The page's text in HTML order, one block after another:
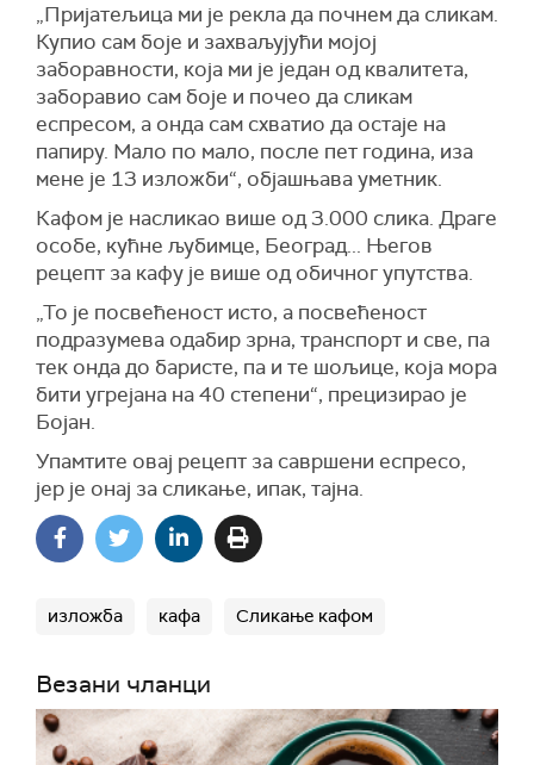
„Пријатељица ми је рекла да почнем да сликам.
Купио сам боје и захваљујући мојој
заборавности, која ми је један од квалитета,
заборавио сам боје и почео да сликам
еспресом, а онда сам схватио да остаје на
папиру. Мало по мало, после пет година, иза
мене је 13 изложби“, објашњава уметник.
Кафом је насликао више од 3.000 слика. Драге
особе, кућне љубимце, Београд... Његов
рецепт за кафу је више од обичног упутства.
„То је посвећеност исто, а посвећеност
подразумева одабир зрна, транспорт и све, па
тек онда до баристе, па и те шољице, која мора
бити угрејана на 40 степени“, прецизирао је
Бојан.
Упамтите овај рецепт за савршени еспресо,
јер је онај за сликање, ипак, тајна.
изложба кафа Сликање кафом
Везани чланци